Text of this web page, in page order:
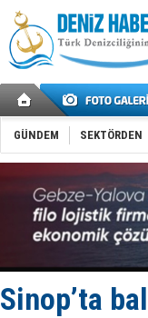
GÜNDEM SEKTÖRDEN
Sinop’ta